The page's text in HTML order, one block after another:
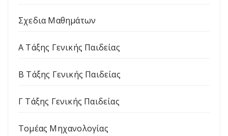
Σχεδια Μαθημάτων
Α Τάξης Γενικής Παιδείας
Β Τάξης Γενικής Παιδείας
Γ Τάξης Γενικής Παιδείας
Τομέας Μηχανολογίας